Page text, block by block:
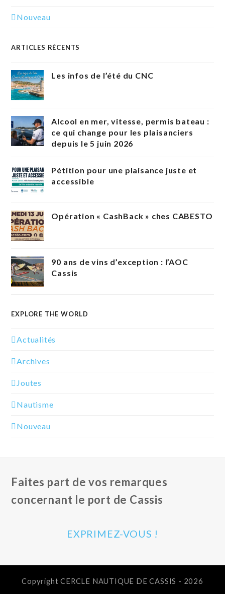
Nouveau
ARTICLES RÉCENTS
Les infos de l’été du CNC
Alcool en mer, vitesse, permis bateau :
ce qui change pour les plaisanciers
depuis le 5 juin 2026
Pétition pour une plaisance juste et
accessible
Opération « CashBack » ches CABESTO
90 ans de vins d’exception : l’AOC
Cassis
EXPLORE THE WORLD
Actualités
Archives
Joutes
Nautisme
Nouveau
Faites part de vos remarques
concernant le port de Cassis
EXPRIMEZ-VOUS !
Copyright CERCLE NAUTIQUE DE CASSIS - 2026